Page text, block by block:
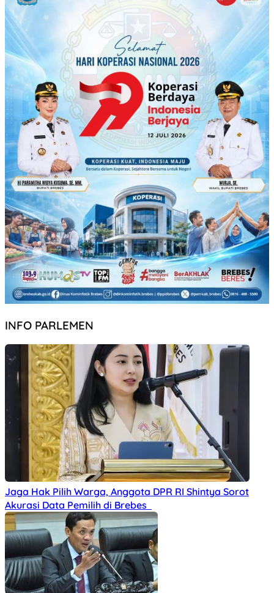
INFO PARLEMEN
Jaga Hak Pilih Warga, Anggota DPR RI Shintya Sorot
Akurasi Data Pemilih di Brebes